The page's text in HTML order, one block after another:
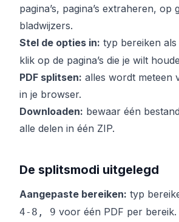
pagina’s, pagina’s extraheren,
bladwijzers.
Stel de opties in: typ bereiken als
klik op de pagina’s die je wilt
PDF splitsen: alles wordt meteen
in je browser.
Downloaden: bewaar één
alle delen in één ZIP.
De splitsmodi uitgelegd
Aangepaste bereiken: typ
4-8, 9 voor één PDF per bereik.